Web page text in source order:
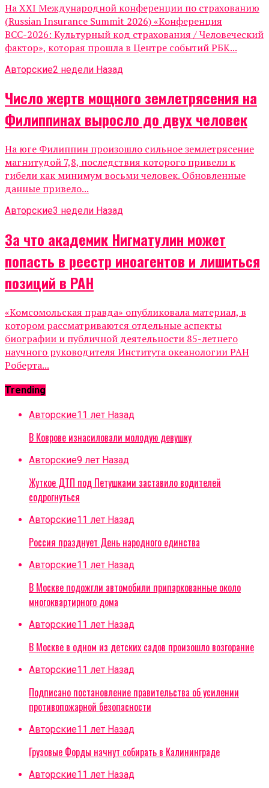
На XXI Международной конференции по страхованию
(Russian Insurance Summit 2026) «Конференция
ВСС-2026: Культурный код страхования / Человеческий
фактор», которая прошла в Центре событий РБК...
Авторские2 недели Назад
Число жертв мощного землетрясения на
Филиппинах выросло до двух человек
На юге Филиппин произошло сильное землетрясение
магнитудой 7,8, последствия которого привели к
гибели как минимум восьми человек. Обновленные
данные привело...
Авторские3 недели Назад
За что академик Нигматулин может
попасть в реестр иноагентов и лишиться
позиций в РАН
«Комсомольская правда» опубликовала материал, в
котором рассматриваются отдельные аспекты
биографии и публичной деятельности 85-летнего
научного руководителя Института океанологии РАН
Роберта...
Trending
Авторские11 лет Назад
В Коврове изнасиловали молодую девушку
Авторские9 лет Назад
Жуткое ДТП под Петушками заставило водителей
содрогнуться
Авторские11 лет Назад
Россия празднует День народного единства
Авторские11 лет Назад
В Москве подожгли автомобили припаркованные около
многоквартирного дома
Авторские11 лет Назад
В Москве в одном из детских садов произошло возгорание
Авторские11 лет Назад
Подписано постановление правительства об усилении
противопожарной безопасности
Авторские11 лет Назад
Грузовые Форды начнут собирать в Калининграде
Авторские11 лет Назад